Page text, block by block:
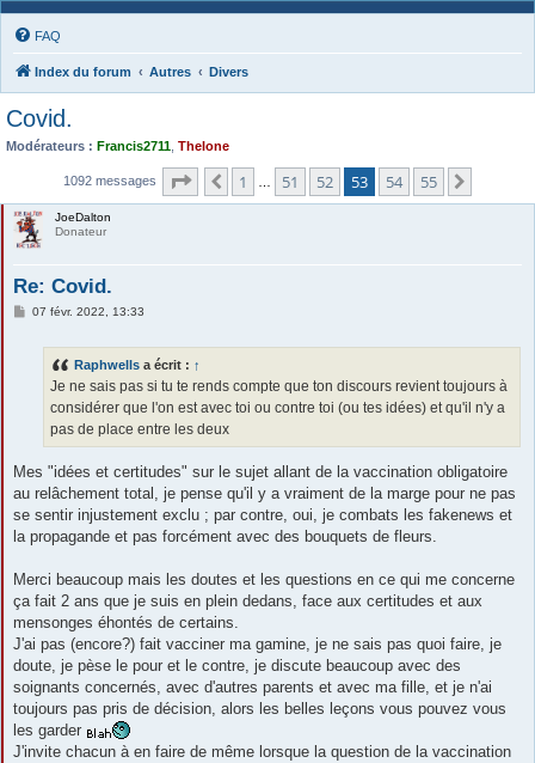
FAQ
Index du forum Autres Divers
Covid.
Modérateurs : Francis2711 Thelone
1092 messages Page 53 55
Précédente
1 51 52 53 54 55
JoeDalton
Donateur
Re: Covid.
M07 févr. 2022, 13:33
Raphwells a écrit : ↑
Je ne sais pas si tu te rends compte que ton discours revient toujours à
considérer que l'on est avec toi ou contre toi (ou tes idées) et qu'il n'y a
pas de place entre les deux
Mes "idées et certitudes" sur le sujet allant de la vaccination obligatoire
au relâchement total, je pense qu'il y a vraiment de la marge pour ne pas
se sentir injustement exclu ; par contre, oui, je combats les fakenews et
la propagande et pas forcément avec des bouquets de fleurs.
Merci beaucoup mais les doutes et les questions en ce qui me concerne
ça fait 2 ans que je suis en plein dedans, face aux certitudes et aux
mensonges éhontés de certains.
J'ai pas (encore?) fait vacciner ma gamine, je ne sais pas quoi faire, je
doute, je pèse le pour et le contre, je discute beaucoup avec des
soignants concernés, avec d'autres parents et avec ma fille, et je n'ai
toujours pas pris de décision, alors les belles leçons vous pouvez vous
les garder
J'invite chacun à en faire de même lorsque la question de la vaccination